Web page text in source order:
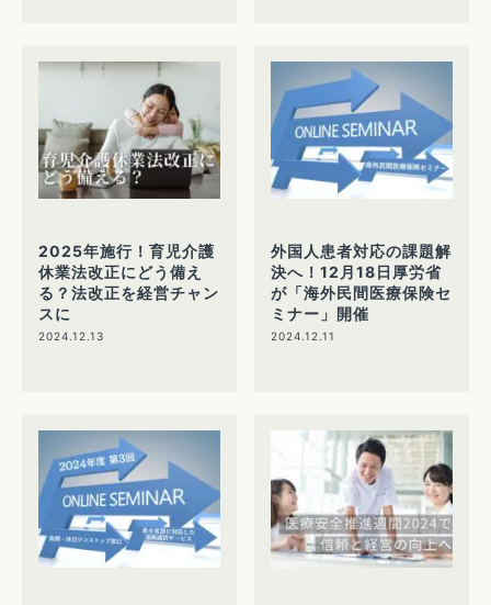
2025年施行！育児介護
休業法改正にどう備え
る？法改正を経営チャン
スに
2024.12.13
外国人患者対応の課題解
決へ！12月18日厚労省
が「海外民間医療保険セ
ミナー」開催
2024.12.11